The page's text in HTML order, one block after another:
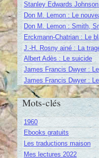
Stanley Edwards
Don M. Lemon : Le
Don M. Lemon : Smith,
Erckmann-Chatrian : Le
J.-H. Rosny ainé : La
Albert Adès : Le suicide
James Francis Dwyer :
James Francis Dwyer :
Mots-clés
1960
Ebooks gratuits
Les traductions maison
Mes lectures 2022